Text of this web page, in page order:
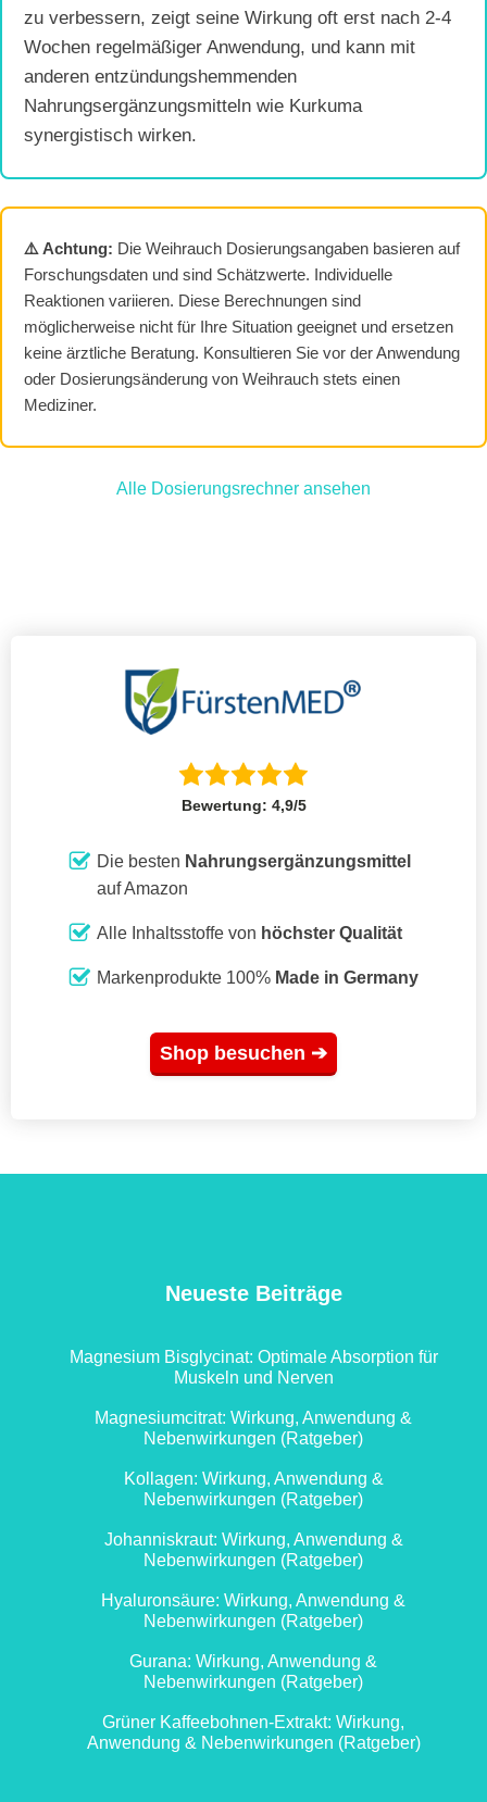
zu verbessern, zeigt seine Wirkung oft erst nach 2-4
Wochen regelmäßiger Anwendung, und kann mit
anderen entzündungshemmenden
Nahrungsergänzungsmitteln wie Kurkuma
synergistisch wirken.
⚠️ Achtung: Die Weihrauch Dosierungsangaben basieren auf
Forschungsdaten und sind Schätzwerte. Individuelle
Reaktionen variieren. Diese Berechnungen sind
möglicherweise nicht für Ihre Situation geeignet und ersetzen
keine ärztliche Beratung. Konsultieren Sie vor der Anwendung
oder Dosierungsänderung von Weihrauch stets einen
Mediziner.
Alle Dosierungsrechner ansehen
Bewertung: 4,9/5
Die besten Nahrungsergänzungsmittel
auf Amazon
Alle Inhaltsstoffe von höchster Qualität
Markenprodukte 100% Made in Germany
Shop besuchen ➔
Neueste Beiträge
Magnesium Bisglycinat: Optimale Absorption für
Muskeln und Nerven
Magnesiumcitrat: Wirkung, Anwendung &
Nebenwirkungen (Ratgeber)
Kollagen: Wirkung, Anwendung &
Nebenwirkungen (Ratgeber)
Johanniskraut: Wirkung, Anwendung &
Nebenwirkungen (Ratgeber)
Hyaluronsäure: Wirkung, Anwendung &
Nebenwirkungen (Ratgeber)
Gurana: Wirkung, Anwendung &
Nebenwirkungen (Ratgeber)
Grüner Kaffeebohnen-Extrakt: Wirkung,
Anwendung & Nebenwirkungen (Ratgeber)